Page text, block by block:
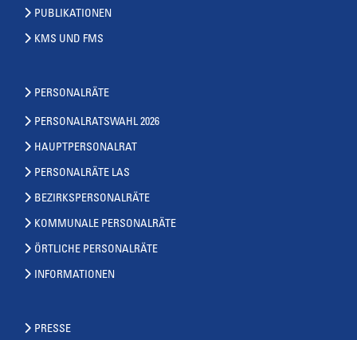
PUBLIKATIONEN
KMS UND FMS
PERSONALRÄTE
PERSONALRATSWAHL 2026
HAUPTPERSONALRAT
PERSONALRÄTE LAS
BEZIRKSPERSONALRÄTE
KOMMUNALE PERSONALRÄTE
ÖRTLICHE PERSONALRÄTE
INFORMATIONEN
PRESSE